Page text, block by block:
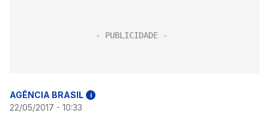
AGÊNCIA BRASIL i
22/05/2017 - 10:33